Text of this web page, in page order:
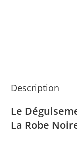
Description
Le
La Robe